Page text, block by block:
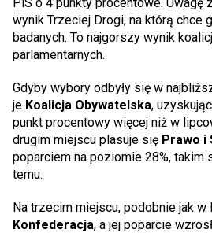
wynik Trzeciej Drogi, na którą chce
badanych. To najgorszy wynik
parlamentarnych.
Gdyby wybory odbyły się w
je Koalicja Obywatelska,
punkt procentowy więcej niż w
drugim miejscu plasuje się Prawo i
poparciem na poziomie 28%, takim
temu.
Na trzecim miejscu, podobnie jak w
Konfederacja, a jej poparcie